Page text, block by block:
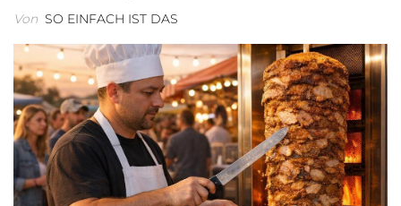
Von SO EINFACH IST DAS